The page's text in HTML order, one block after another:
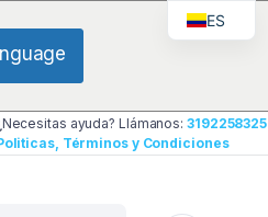
ayuda? Llámanos: 3192258325
Términos y Condiciones
ES